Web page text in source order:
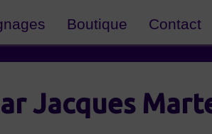
Boutique Contact
Jacques